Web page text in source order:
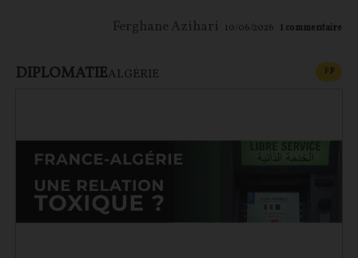
Ferghane Azihari 10/06/2026 1 commentaire
DIPLOMATIEALGÉRIE FP